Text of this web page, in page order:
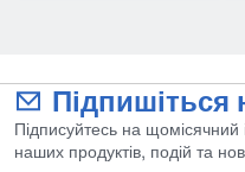
Підпишіться
Підписуйтесь на
наших продуктів, подій та